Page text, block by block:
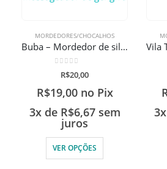
MORDEDORES/CHOCALHOS
Buba – Mordedor de silicone com Massageador de gengiva
de 5
R$20,00
R$19,00 no Pix
3x de R$6,67 sem
juros
VER OPÇÕES